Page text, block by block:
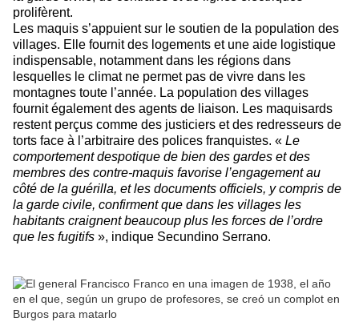
prolifèrent.
Les maquis s’appuient sur le soutien de la population des
villages. Elle fournit des logements et une aide logistique
indispensable, notamment dans les régions dans
lesquelles le climat ne permet pas de vivre dans les
montagnes toute l’année. La population des villages
fournit également des agents de liaison. Les maquisards
restent perçus comme des justiciers et des redresseurs de
torts face à l’arbitraire des polices franquistes. « Le
comportement despotique de bien des gardes et des
membres des contre-maquis favorise l’engagement au
côté de la guérilla, et les documents officiels, y compris de
la garde civile, confirment que dans les villages les
habitants craignent beaucoup plus les forces de l’ordre
que les fugitifs », indique Secundino Serrano.